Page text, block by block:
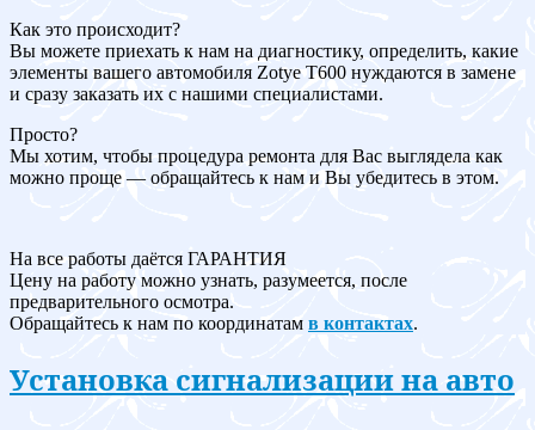
Как это происходит?
Вы можете приехать к нам на диагностику, определить, какие
элементы вашего автомобиля Zotye T600 нуждаются в замене
и сразу заказать их с нашими специалистами.
Просто?
Мы хотим, чтобы процедура ремонта для Вас выглядела как
можно проще — обращайтесь к нам и Вы убедитесь в этом.
На все работы даётся ГАРАНТИЯ
Цену на работу можно узнать, разумеется, после
предварительного осмотра.
Обращайтесь к нам по координатам в контактах.
Установка сигнализации на авто